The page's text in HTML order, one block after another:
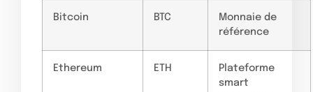
Bitcoin BTC
Monnaie de
référence
Ethereum ETH
Plateforme
smart